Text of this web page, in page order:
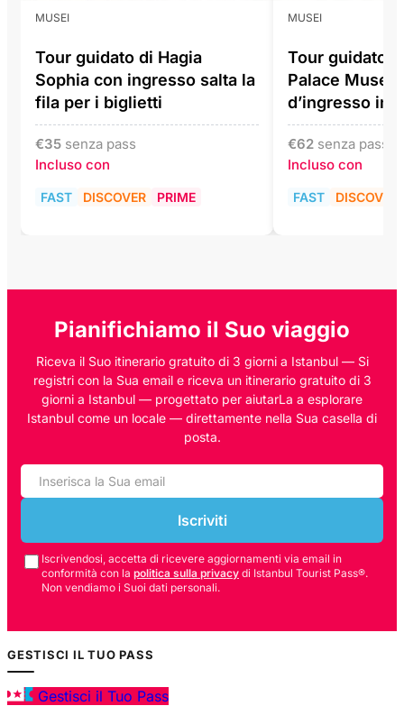
MUSEI
Tour guidato di Hagia
Sophia con ingresso salta la
fila per i biglietti
€35 senza pass
Incluso con
FAST DISCOVER PRIME
MUSEI
Tour guidato
Palace
d’ingresso
€62 senza pass
Incluso con
FAST DISCOVER
Pianifichiamo il Suo viaggio
Riceva il Suo itinerario gratuito di 3 giorni a Istanbul — Si
registri con la Sua email e riceva un itinerario gratuito di 3
giorni a Istanbul — progettato per aiutarLa a esplorare
Istanbul come un locale — direttamente nella Sua casella di
posta.
Iscriviti
Iscrivendosi, accetta di ricevere aggiornamenti via email in
conformità con la politica sulla privacy di Istanbul Tourist Pass®.
Non vendiamo i Suoi dati personali.
GESTISCI IL TUO PASS
Gestisci il Tuo Pass